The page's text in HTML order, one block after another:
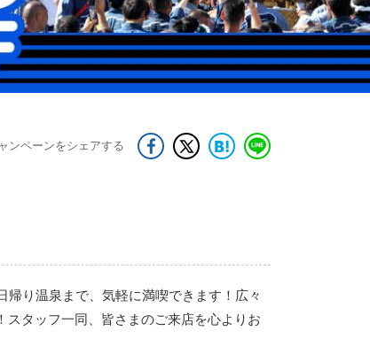
ンペーンをシェアする
り温泉まで、気軽に満喫できます！広々
タッフ一同、皆さまのご来店を心よりお